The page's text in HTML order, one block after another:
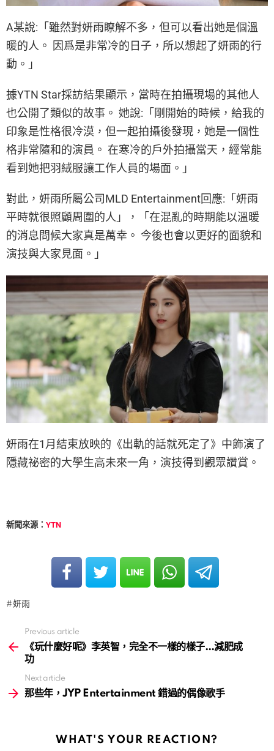
A某說:「雖然對妍雨瞭解不多，但可以看出她是個溫
暖的人。 因爲是非常冷的日子，所以想起了妍雨的行
動。」
據YTN Star採訪結果顯示，當時在拍攝現場的其他人
也公開了類似的故事。 她說:「剛開始的時候，給我的
印象是性格很冷漠，但一起拍攝後發現，她是一個性
格非常隨和的演員。 在寒冷的戶外拍攝當天，經常能
看到她把羽絨服讓工作人員的場面。」
對此，妍雨所屬公司MLD Entertainment回應:「妍雨
平時就很照顧周圍的人」，「在混亂的時期能以溫暖
的消息問候大家真是萬幸。 今後也會以更好的面貌和
演技與大家見面。」
妍雨在1月結束放映的《出軌的話就死定了》中飾演了
隱藏祕密的大學生高未來一角，演技得到觀眾讚賞。
新聞來源： YTN
妍雨
more
Previous article
《玩什麼好呢》李英智，完全不一樣的樣子…減肥成
功
Next article
那些年，JYP Entertainment 錯過的偶像歌手
WHAT'S YOUR REACTION?